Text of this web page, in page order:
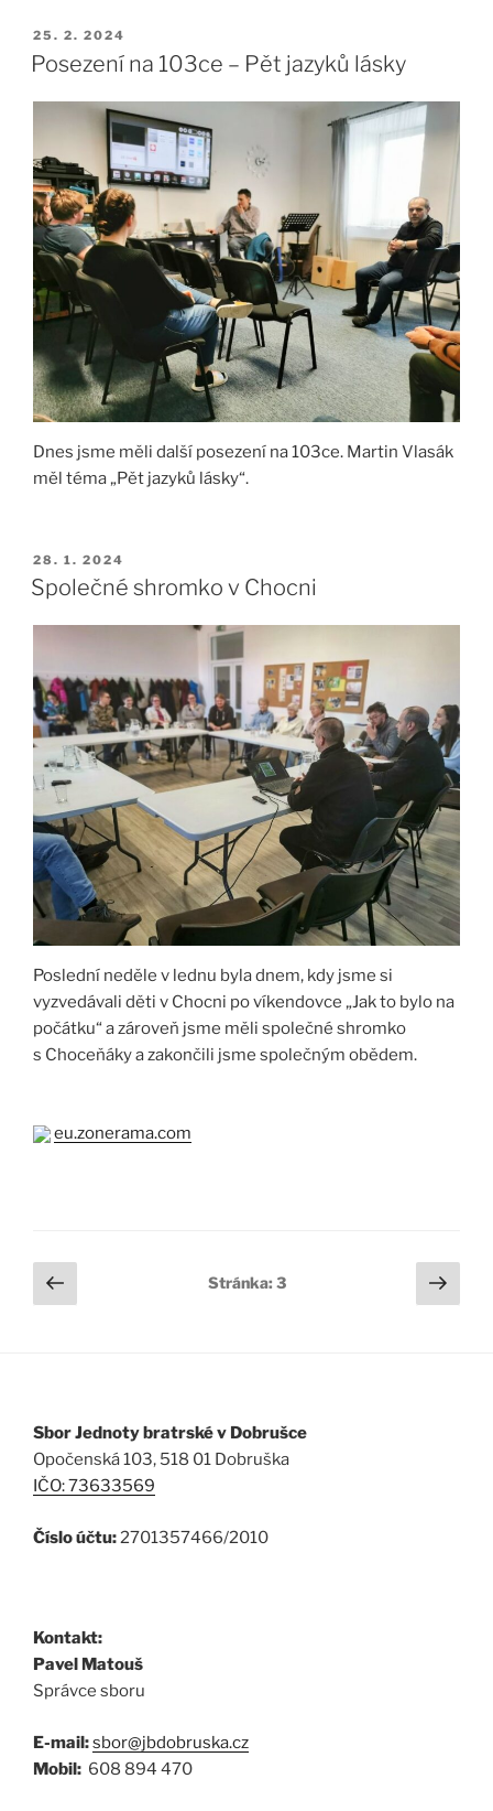
PUBLIKOVÁNO
25. 2. 2024
Posezení na 103ce – Pět jazyků lásky
Dnes jsme měli další posezení na 103ce. Martin Vlasák
měl téma „Pět jazyků lásky“.
PUBLIKOVÁNO
28. 1. 2024
Společné shromko v Chocni
Poslední neděle v lednu byla dnem, kdy jsme si
vyzvedávali děti v Chocni po víkendovce „Jak to bylo na
počátku“ a zároveň jsme měli společné shromko
s Choceňáky a zakončili jsme společným obědem.
eu.zonerama.com
Stránkování
příspěvků
stránka
Stránka: 3
Další
Sbor Jednoty bratrské v Dobrušce
Opočenská 103, 518 01 Dobruška
IČO: 73633569
Číslo účtu: 2701357466/2010
Kontakt:
Pavel Matouš
Správce sboru
E-mail:sbor@jbdobruska.cz
Mobil: 608 894 470